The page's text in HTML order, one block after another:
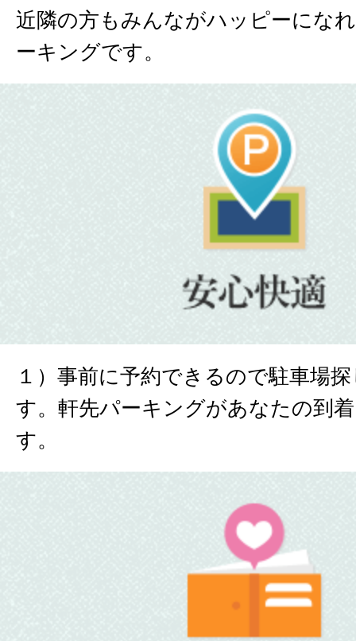
近隣の方もみんながハッピーにな
ーキングです。
１）事前に予約できるので駐車場
す。軒先パーキングがあなたの到
す。